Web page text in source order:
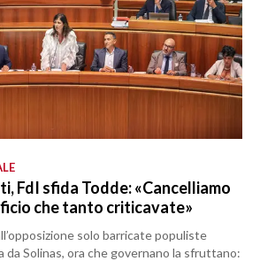
FdI sfida Todde: «Cancelliamo
che tanto criticavate»
solo barricate populiste
da Solinas, ora che governano la sfruttano: